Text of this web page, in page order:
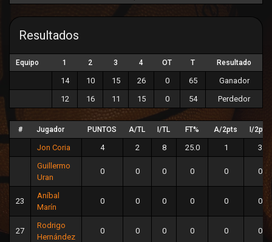
Resultados
Equipo 1 2 3 4 OT T Resultado
14 10 15 26 0 65
Ganador
12
16 11 15 0 54 Perdedor
# Jugador PUNTOS A/TL I/TL FT% A/2pts I/2pts
Jon Coria 4 2 8 25.0 1
3
Guillermo
Uran
0 0 0 0 0 0
23
Aníbal
Marín
0 0 0 0 0 0
27
Rodrigo
Hernández
0 0 0 0 0 0